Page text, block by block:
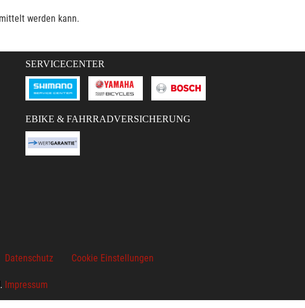
werden kann.
SERVICECENTER
EBIKE & FAHRRADVERSICHERUNG
Datenschutz Cookie Einstellungen
Impressum